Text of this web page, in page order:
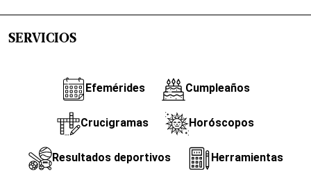
SERVICIOS
Efemérides Cumpleaños
Crucigramas Horóscopos
Resultados deportivos Herramientas